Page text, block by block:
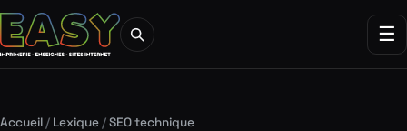
☰
Accueil / Lexique /SEO technique